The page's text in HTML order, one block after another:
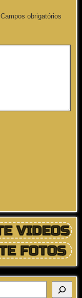
Campos obrigatórios